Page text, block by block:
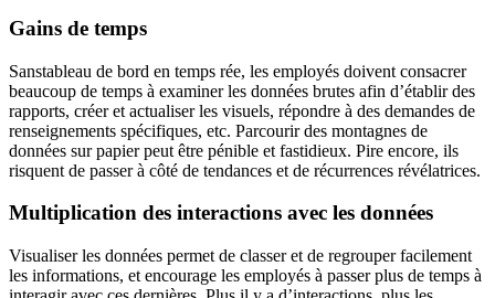
Gains de temps
Sanstableau de bord en temps rée, les employés doivent consacrer
beaucoup de temps à examiner les données brutes afin d’établir des
rapports, créer et actualiser les visuels, répondre à des demandes de
renseignements spécifiques, etc. Parcourir des montagnes de
données sur papier peut être pénible et fastidieux. Pire encore, ils
risquent de passer à côté de tendances et de récurrences révélatrices.
Multiplication des interactions avec les données
Visualiser les données permet de classer et de regrouper facilement
les informations, et encourage les employés à passer plus de temps à